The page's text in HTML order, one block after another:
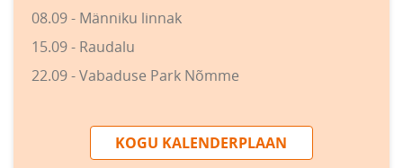
08.09 - Männiku linnak
15.09 - Raudalu
22.09 - Vabaduse Park Nõmme
KOGU KALENDERPLAAN